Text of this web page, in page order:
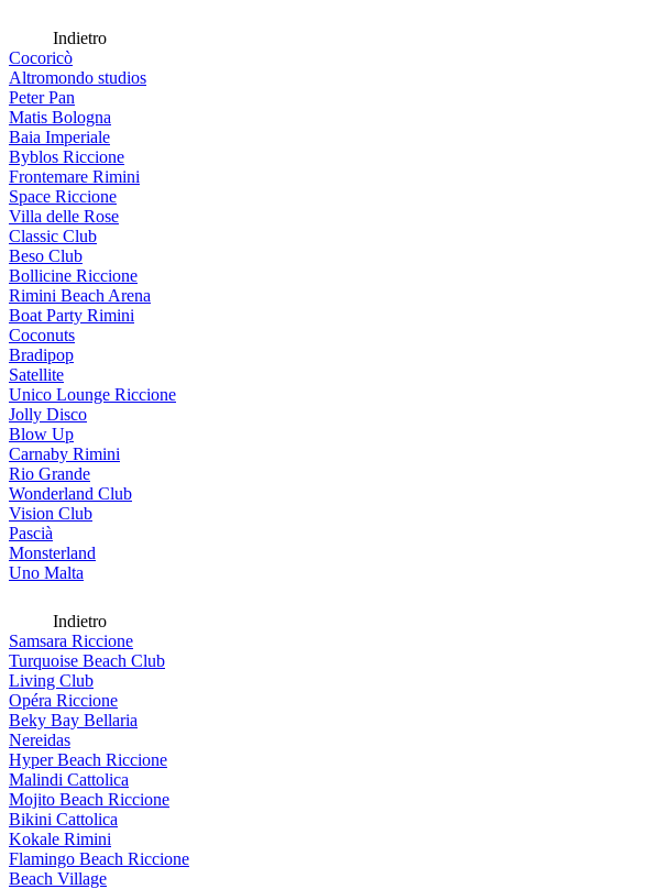
Indietro
Cocoricò
Altromondo studios
Peter Pan
Matis Bologna
Baia Imperiale
Byblos Riccione
Frontemare Rimini
Space Riccione
Villa delle Rose
Classic Club
Beso Club
Bollicine Riccione
Rimini Beach Arena
Boat Party Rimini
Coconuts
Bradipop
Satellite
Unico Lounge Riccione
Jolly Disco
Blow Up
Carnaby Rimini
Rio Grande
Wonderland Club
Vision Club
Pascià
Monsterland
Uno Malta
Indietro
Samsara Riccione
Turquoise Beach Club
Living Club
Opéra Riccione
Beky Bay Bellaria
Nereidas
Hyper Beach Riccione
Malindi Cattolica
Mojito Beach Riccione
Bikini Cattolica
Kokale Rimini
Flamingo Beach Riccione
Beach Village